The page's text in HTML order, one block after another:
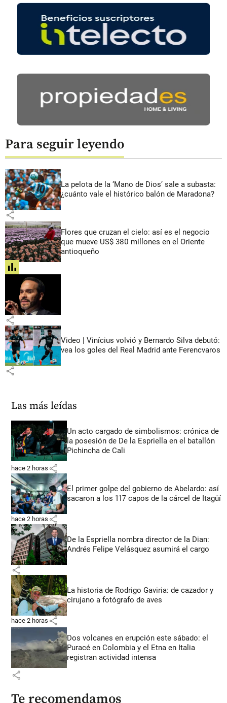
Para seguir leyendo
La pelota de la ‘Mano de Dios’ sale a subasta:
¿cuánto vale el histórico balón de Maradona?
share
Flores que cruzan el cielo: así es el negocio
que mueve US$ 380 millones en el Oriente
antioqueño
share
share
Video | Vinícius volvió y Bernardo Silva debutó:
vea los goles del Real Madrid ante Ferencvaros
share
Las más leídas
Un acto cargado de simbolismos: crónica de
la posesión de De la Espriella en el batallón
Pichincha de Cali
hace 2 horas share
El primer golpe del gobierno de Abelardo: así
sacaron a los 117 capos de la cárcel de Itagüí
hace 2 horas share
De la Espriella nombra director de la Dian:
Andrés Felipe Velásquez asumirá el cargo
share
La historia de Rodrigo Gaviria: de cazador y
cirujano a fotógrafo de aves
hace 2 horas share
Dos volcanes en erupción este sábado: el
Puracé en Colombia y el Etna en Italia
registran actividad intensa
share
Te recomendamos